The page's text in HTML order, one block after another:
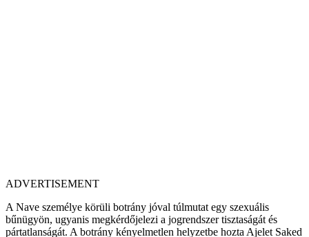
ADVERTISEMENT
A Nave személye körüli botrány jóval túlmutat egy szexuális
bűnügyön, ugyanis megkérdőjelezi a jogrendszer tisztaságát és
pártatlanságát. A botrány kényelmetlen helyzetbe hozta Ajelet Saked